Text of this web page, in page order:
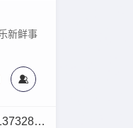
新鲜事
13732898